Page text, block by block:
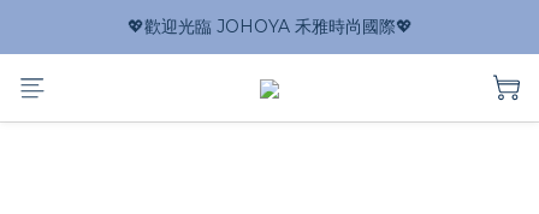
💖歡迎光臨 JOHOYA 禾雅時尚國際💖